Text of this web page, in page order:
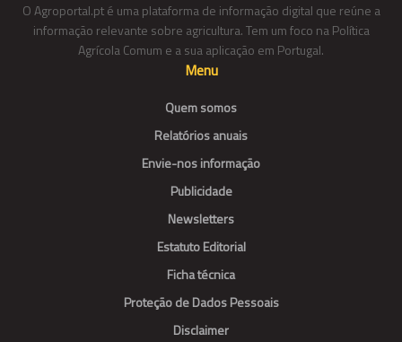
O Agroportal.pt é uma plataforma de informação digital que reúne a
informação relevante sobre agricultura. Tem um foco na Política
Agrícola Comum e a sua aplicação em Portugal.
Menu
Quem somos
Relatórios anuais
Envie-nos informação
Publicidade
Newsletters
Estatuto Editorial
Ficha técnica
Proteção de Dados Pessoais
Disclaimer